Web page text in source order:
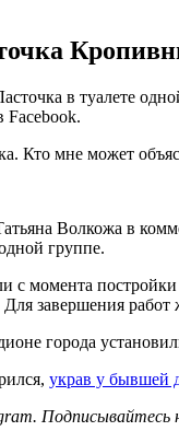
в туалете
Facebook.
Кто мне может
Волкожа в
группе.
с момента
завершения
города
украв у бывшей
Подписывайтесь